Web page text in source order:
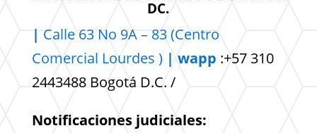
DC.
| Calle 63 No 9A – 83 (Centro
Comercial Lourdes ) | wapp :+57 310
2443488 Bogotá D.C. /
Notificaciones judiciales: